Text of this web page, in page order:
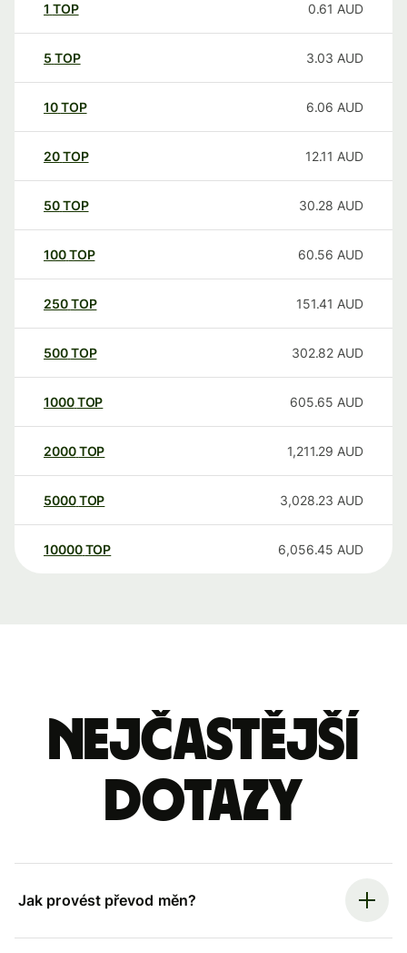
1 TOP 0.61 AUD
5 TOP 3.03 AUD
10TOP 6.06 AUD
20TOP 12.11 AUD
50TOP 30.28 AUD
100TOP 60.56 AUD
250TOP 151.41 AUD
500TOP 302.82 AUD
1000TOP 605.65 AUD
2000TOP 1,211.29 AUD
5000TOP 3,028.23 AUD
10000 TOP 6,056.45 AUD
Nejčastější
dotazy
Jak provést převod měn?